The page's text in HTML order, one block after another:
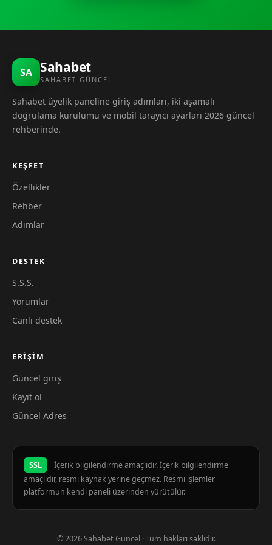
SA Sahabet
SAHABET GÜNCEL
Sahabet üyelik paneline giriş adımları, iki aşamalı
doğrulama kurulumu ve mobil tarayıcı ayarları 2026 güncel
rehberinde.
KEŞFET
Özellikler
Rehber
Adımlar
DESTEK
S.S.S.
Yorumlar
Canlı destek
ERIŞIM
Güncel giriş
Kayıt ol
Güncel Adres
SSL
İçerik bilgilendirme amaçlıdır. İçerik bilgilendirme
amaçlıdır, resmi kaynak yerine geçmez. Resmi işlemler
platformun kendi paneli üzerinden yürütülür.
© 2026 Sahabet Güncel · Tüm hakları saklıdır.